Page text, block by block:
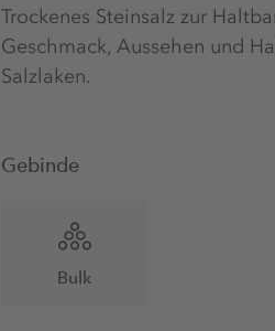
Trockenes Steinsalz zur
Geschmack, Aussehen und
Salzlaken.
Gebinde
Bulk